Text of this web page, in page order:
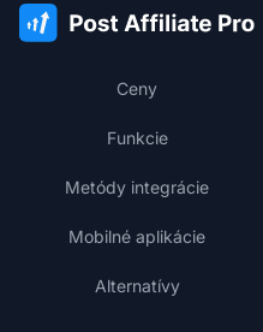
Ceny
Funkcie
Metódy integrácie
Mobilné aplikácie
Alternatívy